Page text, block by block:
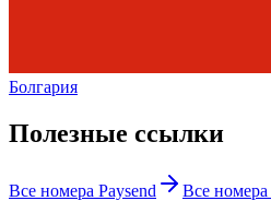
Болгария
Полезные ссылки
Все номера Paysend Все номера